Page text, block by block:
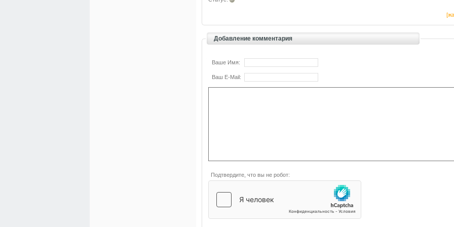
Добавление комментария
Ваше Имя:
Ваш E-Mail:
Подтвердите, что вы не робот: